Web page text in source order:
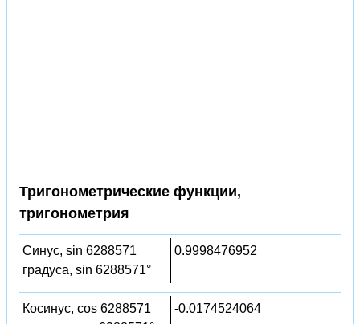
Тригонометрические функции,
тригонометрия
Синус, sin 6288571
градуса, sin 6288571°
0.9998476952
Косинус, cos 6288571
-0.0174524064